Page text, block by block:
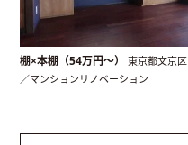
棚×本棚（54万円〜）東京都文京区
／マンションリノベーション